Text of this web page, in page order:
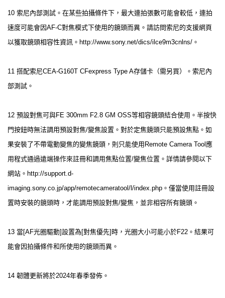
10 索尼內部測試。在某些拍攝條件下，最大連拍張數可能會較低，連拍
速度可能會因AF-C對焦模式下使用的鏡頭而異。請訪問索尼的支援網頁
以獲取鏡頭相容性資訊。http://www.sony.net/dics/ilce9m3cnlns/。
11 搭配索尼CEA-G160T CFexpress Type A存儲卡（需另買）。索尼內
部測試。
12 預設對焦可與FE 300mm F2.8 GM OSS等相容鏡頭結合使用。半按快
門按鈕時無法調用預設對焦/變焦設置。對於定焦鏡頭只能預設焦點。如
果安裝了不帶電動變焦的變焦鏡頭，則只能使用Remote Camera Tool應
用程式通過遠端操作來註冊和調用焦點位置/變焦位置。詳情請參閱以下
網站。http://support.d-
imaging.sony.co.jp/app/remotecameratool/l/index.php。僅當使用註冊設
置時安裝的鏡頭時，才能調用預設對焦/變焦，並非相容所有鏡頭。
13 當[AF光圈驅動]設置為[對焦優先]時，光圈大小可能小於F22。結果可
能會因拍攝條件和所使用的鏡頭而異。
14 韌體更新將於2024年春季發佈。